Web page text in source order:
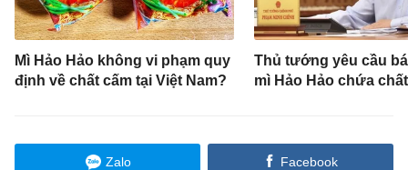
Mì Hảo Hảo không vi phạm quy
định về chất cấm tại Việt Nam?
Thủ tướng yêu cầu
mì Hảo Hảo chứa
Zalo Facebook